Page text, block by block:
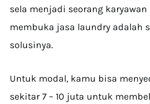
sela menjadi seorang karyawan
membuka jasa laundry adalah
solusinya.
Untuk modal, kamu bisa
sekitar 7 – 10 juta untuk